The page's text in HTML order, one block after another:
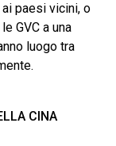
paesi vicini, o
GVC a una
luogo tra
CINA